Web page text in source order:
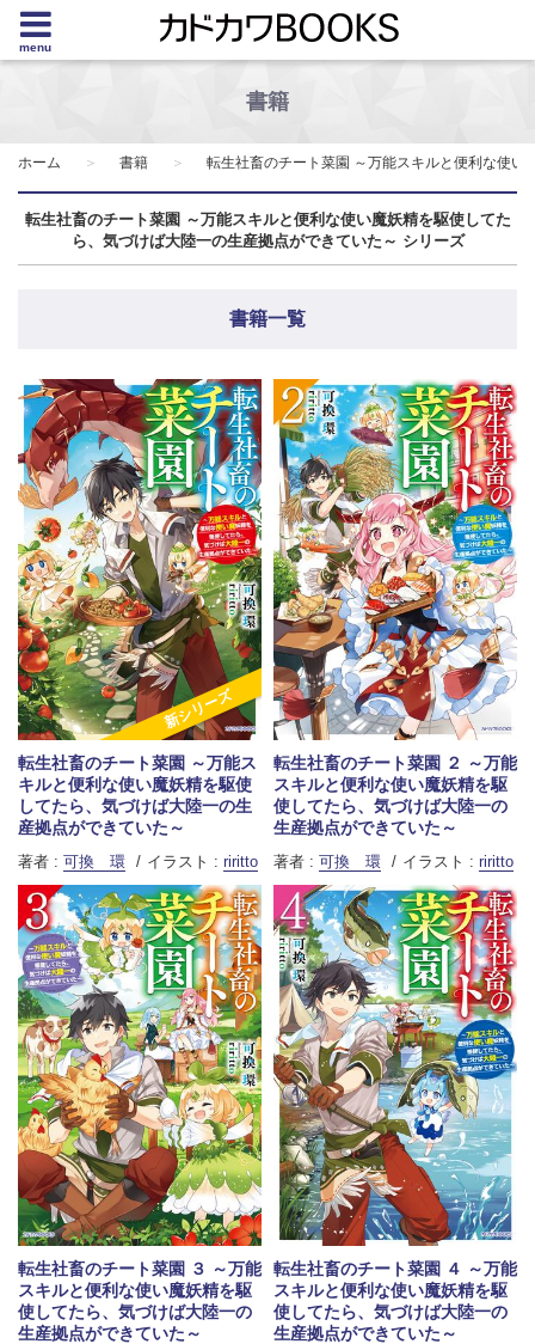
menu
書籍
ホーム 書籍 転生社畜のチート菜園 ～万能スキルと便利な使
転生社畜のチート菜園 ～万能スキルと便利な使い魔妖精を駆使してた
ら、気づけば大陸一の生産拠点ができていた～ シリーズ
書籍一覧
新シリーズ
転生社畜のチート菜園 ～万能ス
キルと便利な使い魔妖精を駆使
してたら、気づけば大陸一の生
産拠点ができていた～
著者 : 可換 環 イラスト : riritto
転生社畜のチート菜園 ２ ～万能
スキルと便利な使い魔妖精を駆
使してたら、気づけば大陸一の
生産拠点ができていた～
著者 : 可換 環 イラスト : riritto
転生社畜のチート菜園 ３ ～万能
スキルと便利な使い魔妖精を駆
使してたら、気づけば大陸一の
生産拠点ができていた～
転生社畜のチート菜園 ４ ～万能
スキルと便利な使い魔妖精を駆
使してたら、気づけば大陸一の
生産拠点ができていた～